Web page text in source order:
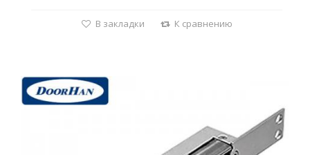
В закладки К сравнению